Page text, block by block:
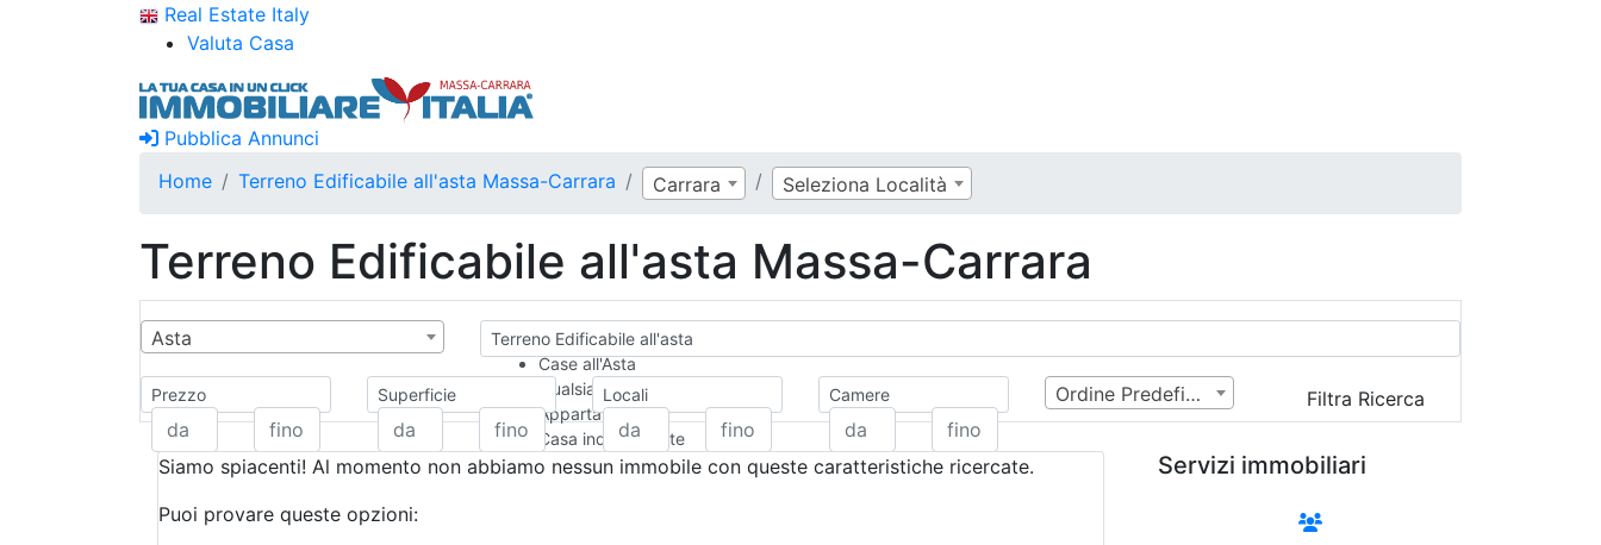
Real Estate Italy
Valuta Casa
Pubblica Annunci
Home
Terreno Edificabile all'asta Massa-Carrara Carrara Seleziona Località
Terreno Edificabile all'asta Massa-Carrara
Asta
Terreno Edificabile all'asta
Case all'Asta
Qualsiasi
Appartamento
Casa indipendente
Casa Semi-indipendente
Prezzo Superficie Locali Camere Ordine Predefinito Filtra Ricerca
Siamo spiacenti! Al momento non abbiamo nessun immobile con queste caratteristiche ricercate.
Puoi provare queste opzioni:
Servizi immobiliari